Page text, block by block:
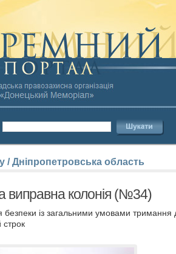
/Дніпропетровська область
виправна колонія (№34)
безпеки із загальними умовами
строк